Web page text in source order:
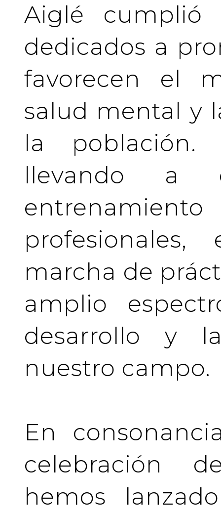
Aiglé
dedicados a
favorecen el
salud mental y
la población.
llevando a
marcha de
amplio
desarrollo y
nuestro campo.
En
celebración
hemos